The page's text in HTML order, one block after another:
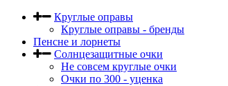
Круглые оправы
Круглые оправы - бренды
Пенсне и лорнеты
Солнцезащитные очки
Не совсем круглые очки
Очки по 300 - уценка